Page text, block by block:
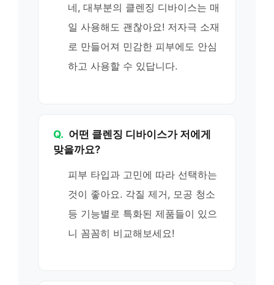
네, 대부분의 클렌징 디바이스는 매
일 사용해도 괜찮아요! 저자극 소재
로 만들어져 민감한 피부에도 안심
하고 사용할 수 있답니다.
Q. 어떤 클렌징 디바이스가 저에게
맞을까요?
피부 타입과 고민에 따라 선택하는
것이 좋아요. 각질 제거, 모공 청소
등 기능별로 특화된 제품들이 있으
니 꼼꼼히 비교해보세요!